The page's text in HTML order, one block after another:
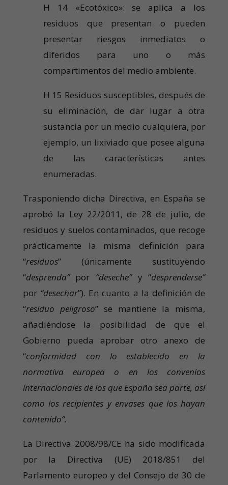
H 14 «Ecotóxico»: se aplica a los
residuos que presentan o pueden
presentar riesgos inmediatos o
diferidos para uno o más
compartimentos del medio ambiente.
H 15 Residuos susceptibles, después de
su eliminación, de dar lugar a otra
sustancia por un medio cualquiera, por
ejemplo, un lixiviado que posee alguna
de las características antes
enumeradas.
Trasponiendo dicha Directiva, en España se
aprobó la Ley 22/2011, de 28 de julio, de
residuos y suelos contaminados, que recoge
prácticamente la misma definición para
“residuos” (únicamente sustituyendo
“desprenda” por “deseche”y “desprenderse”
por“desechar”). En cuanto a la definición de
“residuo peligroso” se mantiene la misma,
añadiéndose la posibilidad de que el
Gobierno pueda aprobar otro anexo de
“conformidad con lo establecido en la
normativa europea o en los convenios
internacionales de los que España sea parte, así
como los recipientes y envases que los hayan
contenido”.
La Directiva 2008/98/CE ha sido modificada
por la Directiva (UE) 2018/851 del
Parlamento europeo y del Consejo de 30 de